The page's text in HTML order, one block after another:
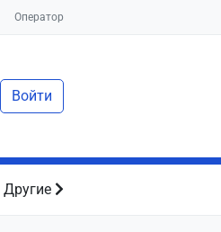
Оператор
Войти
Другие